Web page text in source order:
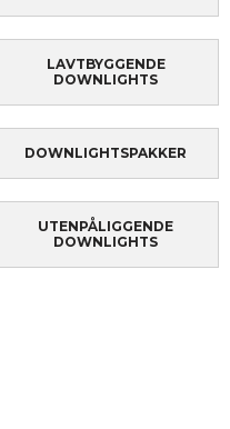
LAVTBYGGENDE
DOWNLIGHTS
DOWNLIGHTSPAKKER
UTENPÅLIGGENDE
DOWNLIGHTS